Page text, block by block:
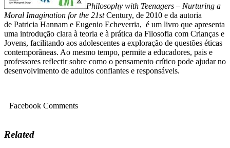
Philosophy with Teenagers – Nurturing a
Moral Imagination for the 21stCentury, de 2010 e da autoria
de Patricia Hannam e Eugenio Echeverria, é um livro que apresenta
uma introdução clara à teoria e à prática da Filosofia com Crianças e
Jovens, facilitando aos adolescentes a exploração de questões éticas
contemporâneas. Ao mesmo tempo, permite a educadores, pais e
professores reflectir sobre como o pensamento crítico pode ajudar no
desenvolvimento de adultos confiantes e responsáveis.
Facebook Comments
Related